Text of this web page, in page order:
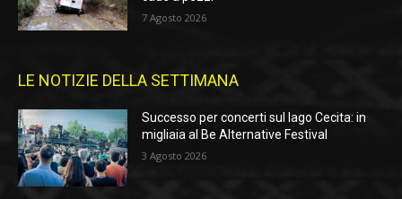
7 Agosto 2026
LE NOTIZIE DELLA SETTIMANA
Successo per concerti sul lago Cecita: in
migliaia al Be Alternative Festival
3 Agosto 2026